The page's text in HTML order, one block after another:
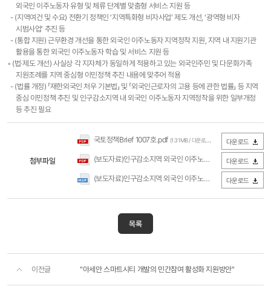
외국인 이주노동자 유형 및 체류 단계별 맞춤형 서비스 지원 등
- (지역여건 및 수요) 전환기 정책인 ‘지역특화형 비자사업’ 제도 개선, ‘광역형 비자
시범사업’ 추진 등
- (통합 지원) 근무환경 개선을 통한 외국인 이주노동자 지역정착 지원, 지역 내 지원기관
활용을 통한 외국인 이주노동자 학습 및 서비스 지원 등
◦ (법·제도 개선) 사실상 각 지자체가 동일하게 적용하고 있는 외국인주민 및 다문화가족
지원조례를 지역 중심형 이민정책 추진 내용에 맞추어 적용
- (법률 개정) 「재한외국인 처우 기본법」 및 「외국인근로자의 고용 등에 관한 법률」 등 지역
중심 이민정책 추진 및 인구감소지역 내 외국인 이주노동자 지역정착을 위한 일부개정
등 추진 필요
첨부파일
국토정책Brief 1007호.pdf (1.31MB / 다운로드 2,640회) 다운로드
(보도자료)인구감소지역 외국인 이주노동자 체류실태와 지역정착 방안(국토연구원).pdf 다운로드
(보도자료)인구감소지역 외국인 이주노동자 체류실태와 지역정착 방안(국토연구원).hwp 다운로드
목록
이전글 "아세안 스마트시티 개발의 민간참여 활성화 지원방안"